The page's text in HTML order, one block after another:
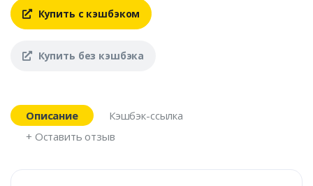
Купить с кэшбэком
Купить без кэшбэка
Описание
Кэшбэк-ссылка
+ Оставить отзыв